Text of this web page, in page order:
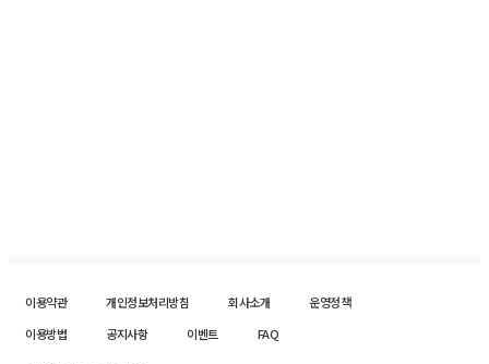
이용약관 개인정보처리방침 회사소개
운영정책
이용방법
공지사항 이벤트 FAQ